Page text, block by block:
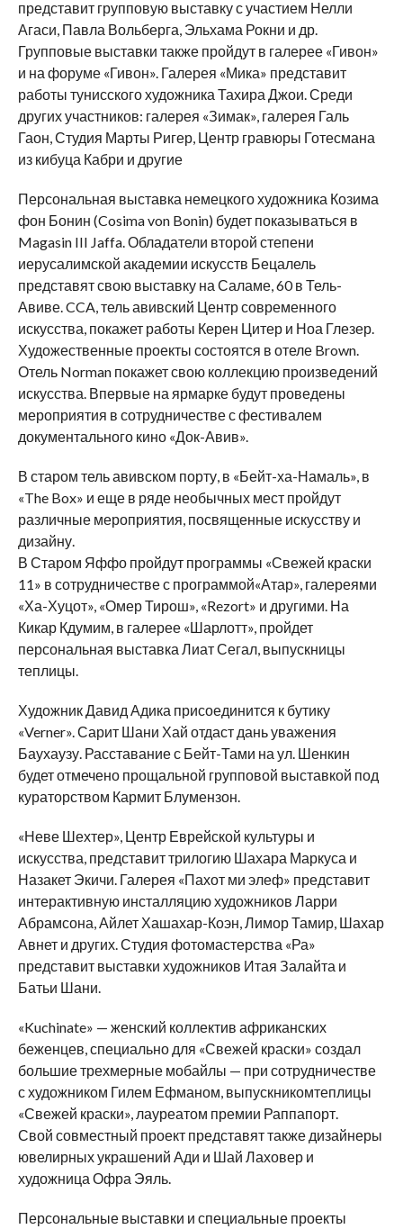
представит групповую выставку с участием Нелли
Агаси, Павла Вольберга, Эльхама Рокни и др.
Групповые выставки также пройдут в галерее «Гивон»
и на форуме «Гивон». Галерея «Мика» представит
работы тунисского художника Тахира Джои. Среди
других участников: галерея «Зимак», галерея Галь
Гаон, Студия Марты Ригер, Центр гравюры Готесмана
из кибуца Кабри и другие
Персональная выставка немецкого художника Козима
фон Бонин (Cosima von Bonin) будет показываться ​​в
Magasin III Jaffa. Обладатели второй степени
иерусалимской академии искусств Бецалель
представят свою выставку на Саламе, 60 в Тель-
Авиве. CCA, тель авивский Центр современного
искусства, покажет работы Керен Цитер и Ноа Глезер.
Художественные проекты состоятся в отеле Brown.
Отель Norman покажет свою коллекцию произведений
искусства. Впервые на ярмарке будут проведены
мероприятия в сотрудничестве с фестивалем
документального кино «Док-Авив».
В старом тель авивском порту, в «Бейт-ха-Намаль», в
«The Box» и еще в ряде необычных мест пройдут
различные мероприятия, посвященные искусству и
дизайну.
В Старом Яффо пройдут программы «Свежей краски
11» в сотрудничестве с программой«Атар», галереями
«Ха-Хуцот», «Омер Тирош», «Rezort» и другими. На
Кикар Кдумим, в галерее «Шарлотт», пройдет
персональная выставка Лиат Сегал, выпускницы
теплицы.
Художник Давид Адика присоединится к бутику
«Verner». Сарит Шани Хай отдаст дань уважения
Баухаузу. Расставание с Бейт-Тами на ул. Шенкин
будет отмечено прощальной групповой выставкой под
кураторством Кармит Блумензон.
«Неве Шехтер», Центр Еврейской культуры и
искусства, представит трилогию Шахара Маркуса и
Назакет Экичи. Галерея «Пахот ми элеф» представит
интерактивную инсталляцию художников Ларри
Абрамсона, Айлет Хашахар-Коэн, Лимор Тамир, Шахар
Авнет и других. Студия фотомастерства «Ра»
представит выставки художников Итая Залайта и
Батьи Шани.
«Kuchinate» — женский коллектив африканских
беженцев, специально для «Свежей краски» создал
большие трехмерные мобайлы — при сотрудничестве
с художником Гилем Ефманом, выпускникомтеплицы
«Свежей краски», лауреатом премии Раппапорт.
Свой совместный проект представят также дизайнеры
ювелирных украшений Ади и Шай Лаховер и
художница Офра Эяль.
Персональные выставки и специальные проекты